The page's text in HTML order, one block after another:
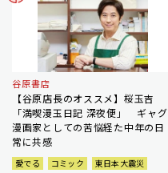
谷原書店
【谷原店長のオススメ】桜玉吉
「満喫漫玉日記 深夜便」 ギャグ
漫画家としての苦悩経た中年の日
常に共感
愛でる コミック
東日本大震災